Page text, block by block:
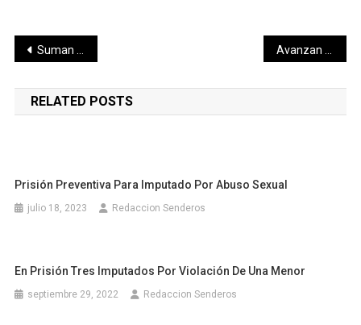
Navegación
de
entradas
Suman esfuerzos Gobierno del Estado y 10 Ayuntamientos, para prevenir la violencia y el delito
RELATED POSTS
Prisión Preventiva Para Imputado Por Abuso Sexual
julio 18, 2023 Redaccion Senderos
En Prisión Tres Imputados Por Violación De Una Menor
septiembre 29, 2022 Redaccion Senderos